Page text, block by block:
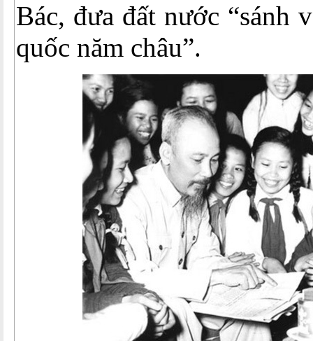
Bác, đưa đất nước “sánh
quốc năm châu”.